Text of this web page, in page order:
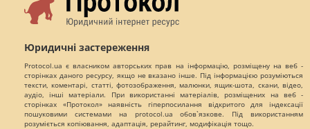
Юридичні застереження
Protocol.ua є власником авторських прав на інформацію, розміщену на веб -
сторінках даного ресурсу, якщо не вказано інше. Під інформацією розуміються
тексти, коментарі, статті, фотозображення, малюнки, ящик-шота, скани, відео,
аудіо, інші матеріали. При використанні матеріалів, розміщених на веб -
сторінках «Протокол» наявність гіперпосилання відкритого для індексації
пошуковими системами на protocol.ua обов`язкове. Під використанням
розуміється копіювання, адаптація, рерайтинг, модифікація тощо.